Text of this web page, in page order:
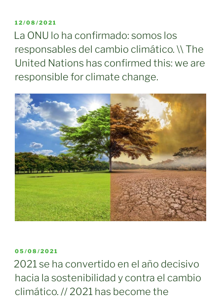
PUBLICADO
EL
12/08/2021
La ONU lo ha confirmado: somos los
responsables del cambio climático. \\ The
United Nations has confirmed this: we are
responsible for climate change.
PUBLICADO
EL
05/08/2021
2021 se ha convertido en el año decisivo
hacia la sostenibilidad y contra el cambio
climático. // 2021 has become the